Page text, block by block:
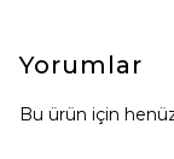
Yorumlar
Bu ürün için